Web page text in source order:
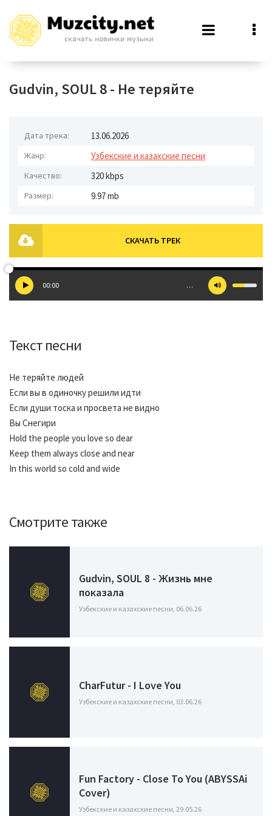
Gudvin, SOUL 8 - Не теряйте
Дата трека: 13.06.2026
Жанр: Узбекские и казахские песни
Качество: 320 kbps
Размер: 9.97 mb
СКАЧАТЬ ТРЕК
00:00 …
Текст песни
Не теряйте людей
Если вы в одиночку решили идти
Если души тоска и просвета не видно
Вы Снегири
Hold the people you love so dear
Keep them always close and near
In this world so cold and wide
Смотрите также
Gudvin, SOUL 8 - Жизнь мне
показала
Узбекские и казахские песни, 06.06.26
CharFutur - I Love You
Узбекские и казахские песни, 03.06.26
Fun Factory - Close To You (ABYSSAi
Cover)
Узбекские и казахские песни, 29.05.26